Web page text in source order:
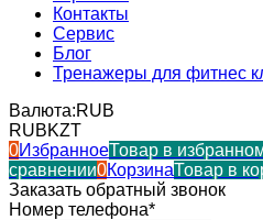
Контакты
Сервис
Блог
Тренажеры для фитнес
Валюта:RUB
RUBKZT
0ИзбранноеТовар в
сравнении0КорзинаТовар в
Заказать обратный звонок
Номер телефона*